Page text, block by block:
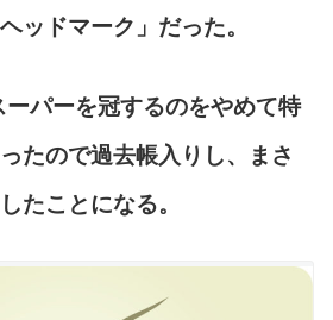
ッドマーク」だった。
パーを冠するのをやめて特
たので過去帳入りし、まさ
たことになる。